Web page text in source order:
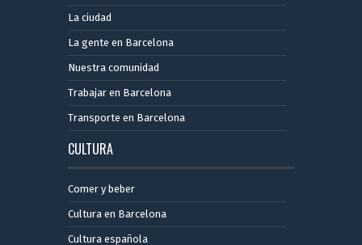
La ciudad
La gente en Barcelona
Nuestra comunidad
Trabajar en Barcelona
Transporte en Barcelona
CULTURA
Comer y beber
Cultura en Barcelona
Cultura española